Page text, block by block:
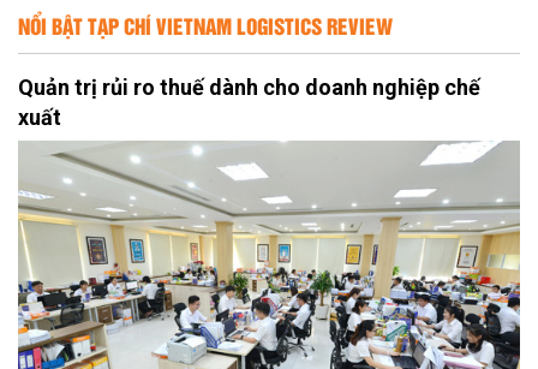
NỔI BẬT TẠP CHÍ VIETNAM LOGISTICS REVIEW
Quản trị rủi ro thuế dành cho doanh nghiệp chế
xuất